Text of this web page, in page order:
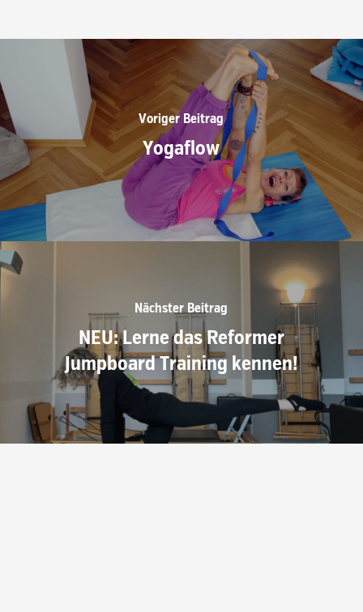
Voriger Beitrag
Yogaflow
Nächster Beitrag
NEU: Lerne das Reformer
Jumpboard Training kennen!